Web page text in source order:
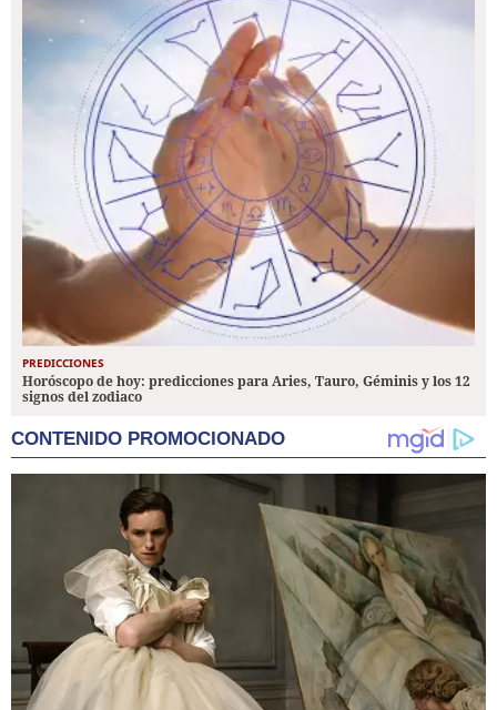
PREDICCIONES
Horóscopo de hoy: predicciones para Aries, Tauro, Géminis y los 12
signos del zodiaco
CONTENIDO PROMOCIONADO